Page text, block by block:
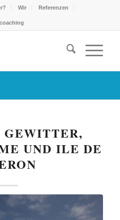
Wir Referenzen
GEWITTER,
UND ILE DE